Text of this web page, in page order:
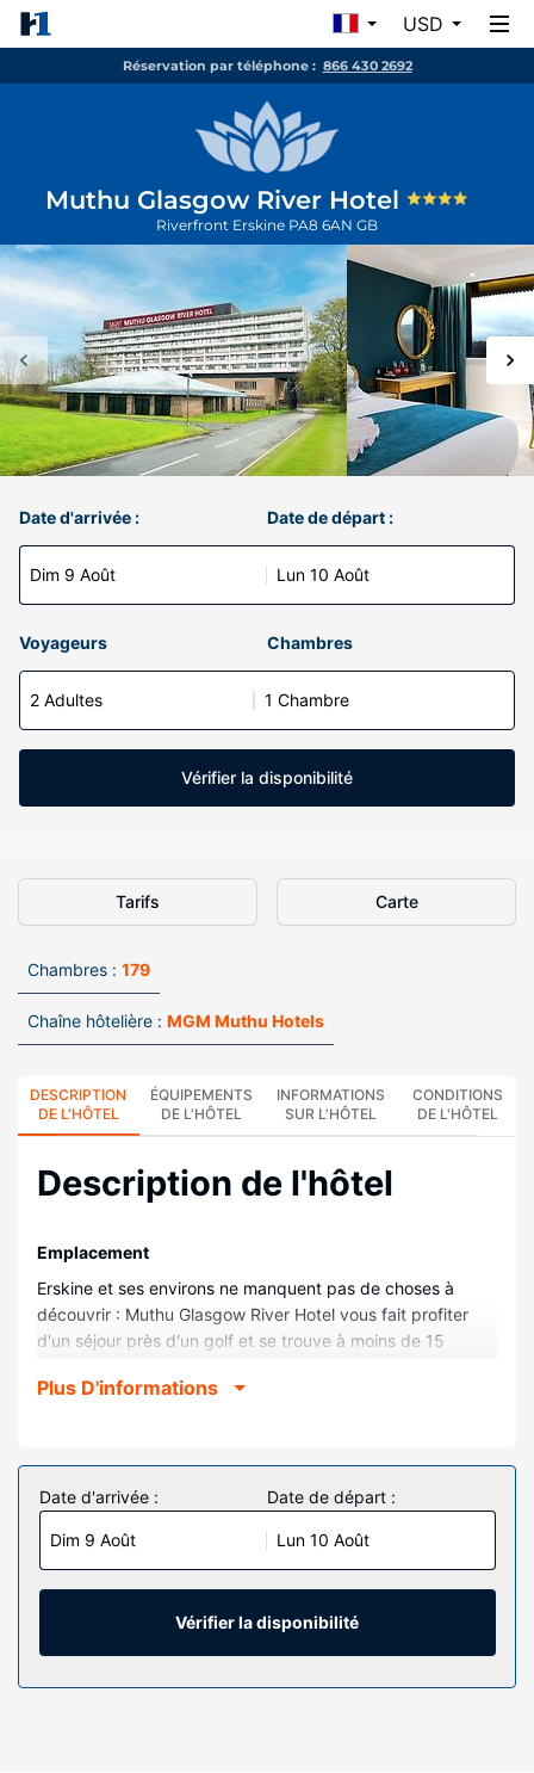
USD
Réservation par téléphone : 866 430 2692
Muthu Glasgow River Hotel
Riverfront Erskine PA8 6AN GB
Date d'arrivée :
Dim 9 Août
Date de départ :
Lun 10 Août
Voyageurs Chambres
2 Adultes 1 Chambre
Vérifier la disponibilité
Tarifs Carte
Chambres : 179
Chaîne hôtelière : MGM Muthu Hotels
DESCRIPTION
DE L'HÔTEL
ÉQUIPEMENTS
DE L'HÔTEL
INFORMATIONS
SUR L'HÔTEL
CONDITIONS
DE L'HÔTEL
Description de l'hôtel
Emplacement
Erskine et ses environs ne manquent pas de choses à
découvrir : Muthu Glasgow River Hotel vous fait profiter
d'un séjour près d'un golf et se trouve à moins de 15
Trossachs et Bellahouston Park. Cet hôtel avec golf se
Les 179 chambres de l'hébergement vous invitent à la
détente. L'accès Wi-Fi à Internet gratuit vous permet de
rester en contact avec le reste du monde. Une salle de
bain privée avec une douche est à votre disposition. Vous
y trouvez également des articles de toilette gratuits et un
sèche-cheveux. Les équipements et services offerts par
Plus D'informations
Date d'arrivée :
Dim 9 Août
Date de départ :
Lun 10 Août
Vérifier la disponibilité